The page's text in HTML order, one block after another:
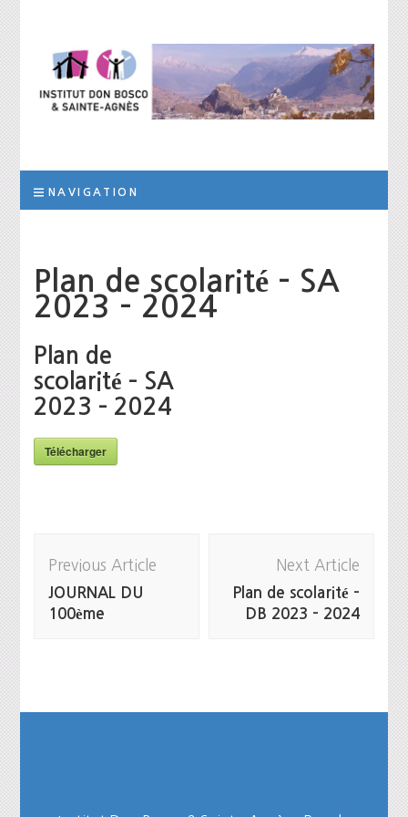
Bosco et Sainte-
scolarisés dans les filières ordinaires de formation
NAVIGATION
Plan de scolarité – SA
2023 – 2024
Plan de
scolarité – SA
2023 – 2024
Télécharger
Navigation
Previous Article
JOURNAL DU
100ème
Next Article
Plan de scolarité –
DB 2023 – 2024